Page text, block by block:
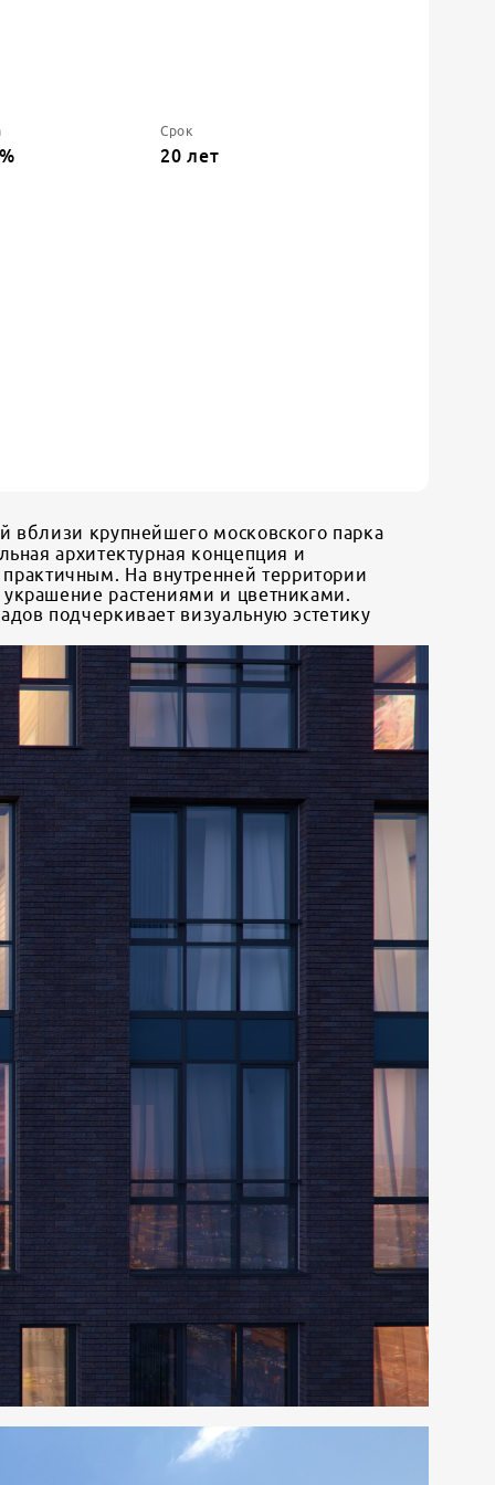
Срок
20 лет
вблизи крупнейшего московского парка
архитектурная концепция и
На внутренней территории
растениями и цветниками.
подчеркивает визуальную эстетику